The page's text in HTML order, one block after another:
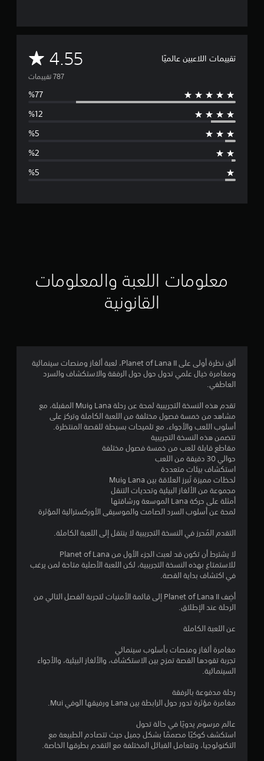
تقييمات اللاعبين عالميًا 4.55م
ت
و
س
ط
ت
ي
.
5
5
ن
ن
ن
و
ن
ج
م
معلومات اللعبة والمعلومات
القانونية
ألق نظرة أولى على Planet of Lana II، لعبة ألغاز ومنصات سينمائية
ومغامرة خيال علمي تدول حول حول الرفقة والاستكشاف والسرد
العاطفي.
تقدم هذه النسخة التجريبية لمحة عن رحلة Lana وMui المقبلة، مع
مشاهد من خمسة فصول مختلفة من اللعبة الكاملة وتركز على
أسلوب اللعب والأجواء، مع تلميحات بسيطة للقصة المنتظرة.
تتضمن هذه النسخة التجريبية
مقاطع قابلة للعب من خمسة فصول مختلفة
حوالي 30 دقيقة من اللعب
استكشاف بيئات متعددة
لحظات مميزة تُبرز العلاقة بين Lana وMui
مجموعة من الألغاز البيئية وتحديات التنقل
أمثلة على حركة Lana الموسعة ورشاقتها
لمحة عن أسلوب السرد الصامت والموسيقى الأوركسترالية المؤثرة
التقدم المُحرز في النسخة التجريبية لا ينتقل إلى اللعبة الكاملة.
لا يشترط أن تكون قد لعبت الجزء الأول من Planet of Lana
للاستمتاع بهذه النسخة التجريبية، لكن اللعبة الأصلية متاحة لمن يرغب
في اكتشاف بداية القصة.
أضِف Planet of Lana II إلى قائمة الأمنيات لتجربة الفصل التالي من
الرحلة عند الإطلاق.
عن اللعبة الكاملة
مغامرة ألغاز ومنصات بأسلوب سينمائي
تجربة تقودها القصة تمزج بين الاستكشاف، والألغاز البيئية، والأجواء
السينمائية.
رحلة مدفوعة بالرفقة
مغامرة مؤثرة تدور حول الرابطة بين Lana ورفيقها الوفي Mui.
عالم مرسوم يدويًا في حالة تحول
استكشف كوكبًا مصممًا بشكل جميل حيث تتصادم الطبيعة مع
التكنولوجيا، وتتعامل القبائل المختلفة مع التقدم بطرقها الخاصة.